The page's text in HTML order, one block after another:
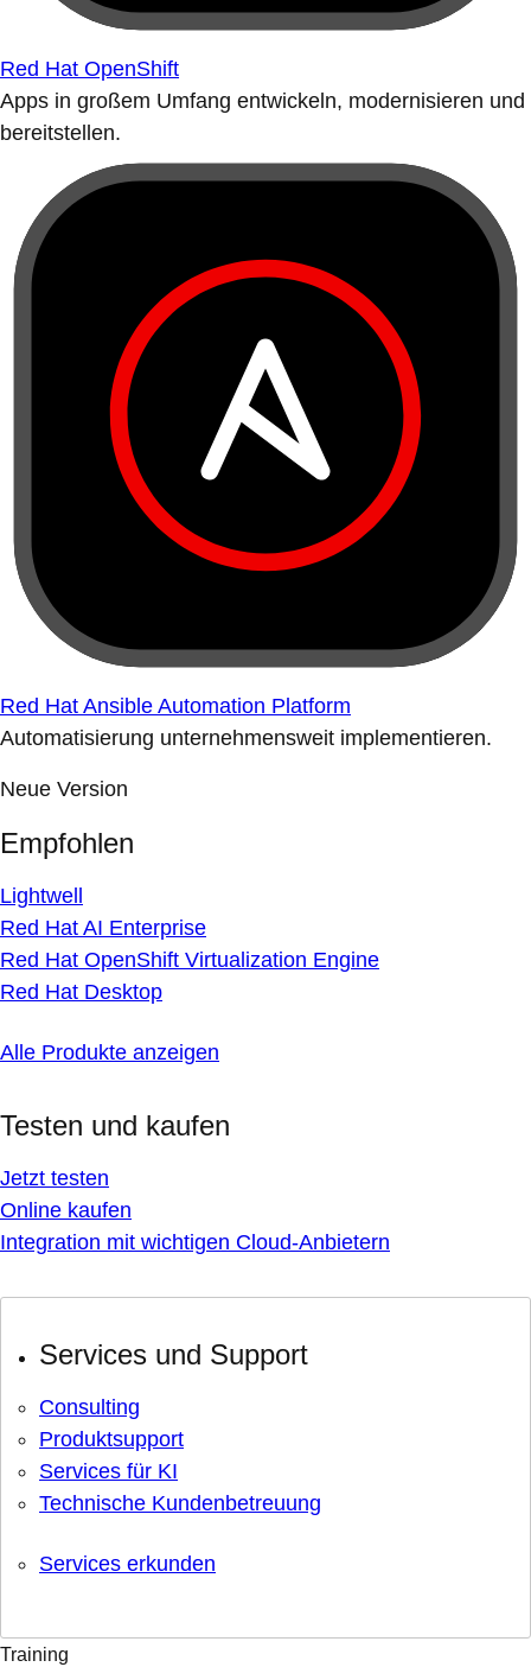
Red Hat OpenShift
Apps in großem Umfang entwickeln, modernisieren und
bereitstellen.
Red Hat Ansible Automation Platform
Automatisierung unternehmensweit implementieren.
Neue Version
Empfohlen
Lightwell
Red Hat AI Enterprise
Red Hat OpenShift Virtualization Engine
Red Hat Desktop
Alle Produkte anzeigen
Testen und kaufen
Jetzt testen
Online kaufen
Integration mit wichtigen Cloud-Anbietern
Services und Support
Consulting
Produktsupport
Services für KI
Technische Kundenbetreuung
Services erkunden
Training